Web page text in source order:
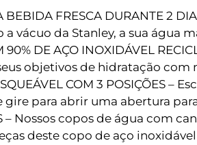
BEBIDA FRESCA DURANTE 2
a vácuo da Stanley, a sua água
90% DE AÇO INOXIDÁVEL
objetivos de hidratação com
COM 3 POSIÇÕES –
gire para abrir uma abertura
– Nossos copos de água com
deste copo de aço